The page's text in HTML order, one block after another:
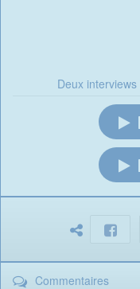
Deux
Commentaires